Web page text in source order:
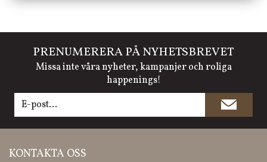
PRENUMERERA PÅ NYHETSBREVET
Missa inte våra nyheter, kampanjer och roliga
happenings!
KONTAKTA OSS